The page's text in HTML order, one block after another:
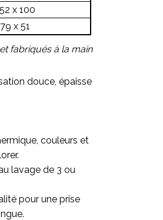
x 100
79 x 51
fabriqués à la main
douce, épaisse
couleurs et
lavage de 3 ou
pour une prise